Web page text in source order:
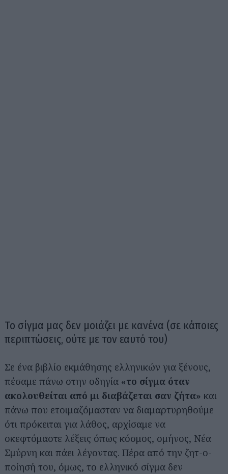
Το σίγμα μας δεν μοιάζει με κανένα (σε κάποιες
περιπτώσεις, ούτε με τον εαυτό του)
Σε ένα βιβλίο εκμάθησης ελληνικών για ξένους,
πέσαμε πάνω στην οδηγία «το σίγμα όταν
ακολουθείται από μι διαβάζεται σαν ζήτα» και
πάνω που ετοιμαζόμασταν να διαμαρτυρηθούμε
ότι πρόκειται για λάθος, αρχίσαμε να
σκεφτόμαστε λέξεις όπως κόσμος, σμήνος, Νέα
Σμύρνη και πάει λέγοντας. Πέρα από την ζητ-ο-
ποίησή του, όμως, το ελληνικό σίγμα δεν